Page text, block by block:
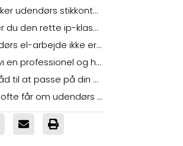
Hvorfor en sikker udendørs stikkontakt er så vigtig
Sådan vælger du den rette ip-klasse til dine udendørs stikkontakter
Hvorfor udendørs el-arbejde ikke er et gør-det-selv projekt
Sådan sikrer vi en professionel og holdbar installation
Et par gode råd til at passe på din udendørs stikkontakt
Spørgsmål vi ofte får om udendørs stikkontakter